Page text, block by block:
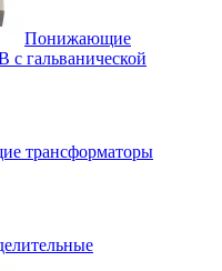
Понижающие
гальванической
трансформаторы